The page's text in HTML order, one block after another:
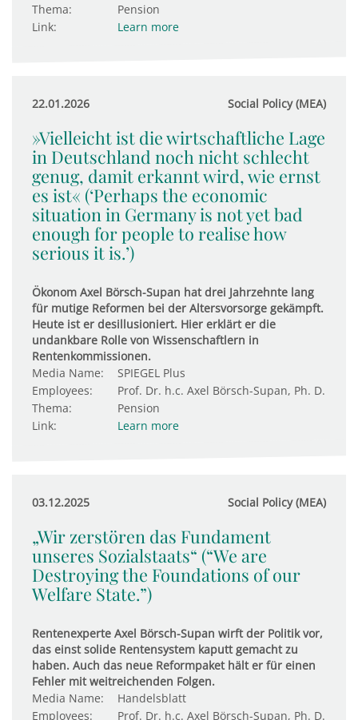
Thema:
Pension
Link:
Learn more
22.01.2026 Social Policy (MEA)
»Vielleicht ist die wirtschaftliche Lage
in Deutschland noch nicht schlecht
genug, damit erkannt wird, wie ernst
es ist« (‘Perhaps the economic
situation in Germany is not yet bad
enough for people to realise how
serious it is.’)
Ökonom Axel Börsch-Supan hat drei Jahrzehnte lang
für mutige Reformen bei der Altersvorsorge gekämpft.
Heute ist er desillusioniert. Hier erklärt er die
undankbare Rolle von Wissenschaftlern in
Rentenkommissionen.
Media Name:
SPIEGEL Plus
Employees:
Prof. Dr. h.c. Axel Börsch-Supan, Ph. D.
Thema:
Pension
Link:
Learn more
03.12.2025 Social Policy (MEA)
„Wir zerstören das Fundament
unseres Sozialstaats“ (“We are
Destroying the Foundations of our
Welfare State.”)
Rentenexperte Axel Börsch-Supan wirft der Politik vor,
das einst solide Rentensystem kaputt gemacht zu
haben. Auch das neue Reformpaket hält er für einen
Fehler mit weitreichenden Folgen.
Media Name:
Handelsblatt
Employees:
Prof. Dr. h.c. Axel Börsch-Supan, Ph. D.